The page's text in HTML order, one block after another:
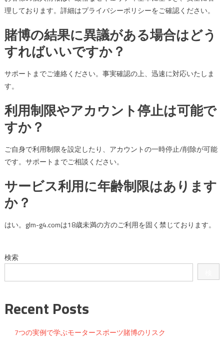
理しております。詳細はプライバシーポリシーをご確認ください。
賭博の結果に異議がある場合はどう
すればいいですか？
サポートまでご連絡ください。事実確認の上、迅速に対応いたしま
す。
利用制限やアカウント停止は可能で
すか？
ご自身で利用制限を設定したり、アカウントの一時停止/削除が可能
です。サポートまでご相談ください。
サービス利用に年齢制限はあります
か？
はい。glm-g4.comは18歳未満の方のご利用を固く禁じております。
検索
Recent Posts
7つの実例で学ぶモータースポーツ賭博のリスク